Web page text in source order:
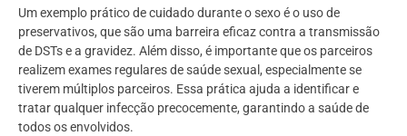
Um exemplo prático de cuidado durante o sexo é o uso de
preservativos, que são uma barreira eficaz contra a transmissão
de DSTs e a gravidez. Além disso, é importante que os parceiros
realizem exames regulares de saúde sexual, especialmente se
tiverem múltiplos parceiros. Essa prática ajuda a identificar e
tratar qualquer infecção precocemente, garantindo a saúde de
todos os envolvidos.